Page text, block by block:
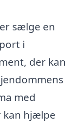
sælge en
i
der kan
med
kan hjælpe